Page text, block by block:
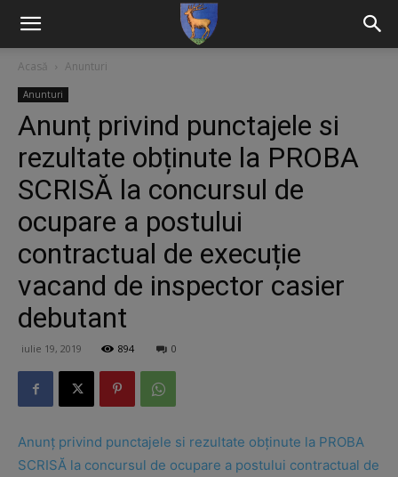
Acasă Anunturi
Anunturi
Anunț privind punctajele si
rezultate obținute la PROBA
SCRISĂ la concursul de
ocupare a postului
contractual de execuție
vacand de inspector casier
debutant
iulie 19, 2019 894 0
Anunț privind punctajele si rezultate obținute la PROBA
SCRISĂ la concursul de ocupare a postului contractual de